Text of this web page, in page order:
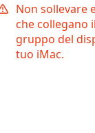
Non sollevare
che collegano
gruppo del
tuo iMac.